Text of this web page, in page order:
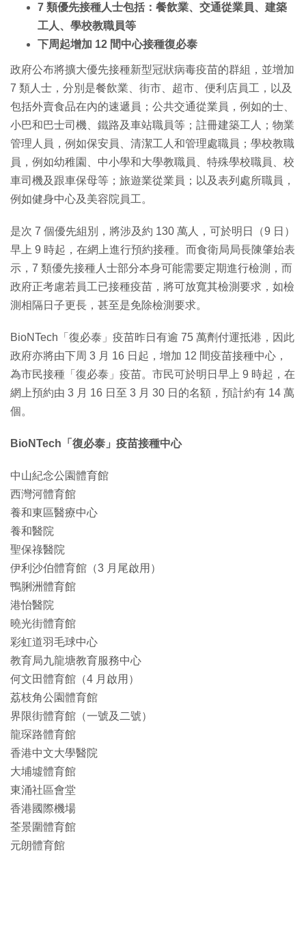
7 類優先接種人士包括：餐飲業、交通從業員、建築
工人、學校教職員等
下周起增加 12 間中心接種復必泰
政府公布將擴大優先接種新型冠狀病毒疫苗的群組，並增加
7 類人士，分別是餐飲業、街市、超市、便利店員工，以及
包括外賣食品在內的速遞員；公共交通從業員，例如的士、
小巴和巴士司機、鐵路及車站職員等；註冊建築工人；物業
管理人員，例如保安員、清潔工人和管理處職員；學校教職
員，例如幼稚園、中小學和大學教職員、特殊學校職員、校
車司機及跟車保母等；旅遊業從業員；以及表列處所職員，
例如健身中心及美容院員工。
是次 7 個優先組別，將涉及約 130 萬人，可於明日（9 日）
早上 9 時起，在網上進行預約接種。而食衛局局長陳肇始表
示，7 類優先接種人士部分本身可能需要定期進行檢測，而
政府正考慮若員工已接種疫苗，將可放寬其檢測要求，如檢
測相隔日子更長，甚至是免除檢測要求。
BioNTech「復必泰」疫苗昨日有逾 75 萬劑付運抵港，因此
政府亦將由下周 3 月 16 日起，增加 12 間疫苗接種中心，
為市民接種「復必泰」疫苗。市民可於明日早上 9 時起，在
網上預約由 3 月 16 日至 3 月 30 日的名額，預計約有 14 萬
個。
BioNTech「復必泰」疫苗接種中心
中山紀念公園體育館
西灣河體育館
養和東區醫療中心
養和醫院
聖保祿醫院
伊利沙伯體育館（3 月尾啟用）
鴨脷洲體育館
港怡醫院
曉光街體育館
彩虹道羽毛球中心
教育局九龍塘教育服務中心
何文田體育館（4 月啟用）
荔枝角公園體育館
界限街體育館（一號及二號）
龍琛路體育館
香港中文大學醫院
大埔墟體育館
東涌社區會堂
香港國際機場
荃景圍體育館
元朗體育館